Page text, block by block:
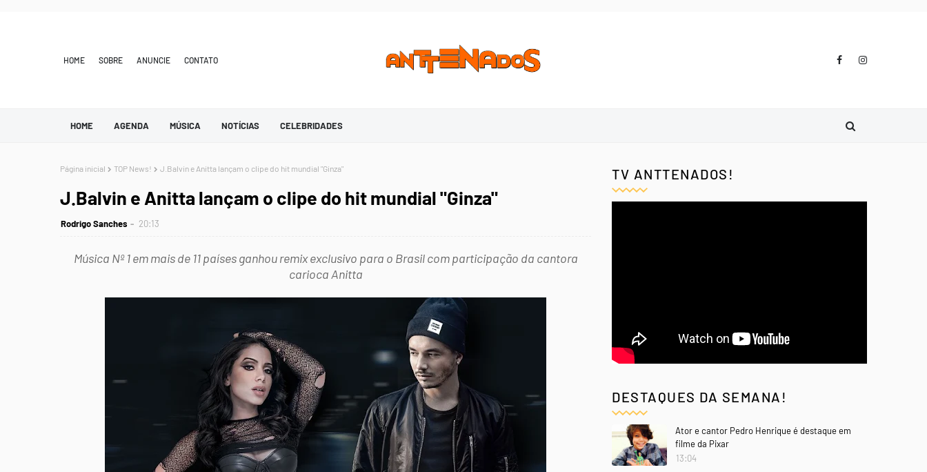
HOME SOBRE ANUNCIE CONTATO
HOME AGENDA MÚSICA NOTÍCIAS CELEBRIDADES
Página inicial TOP News! J.Balvin e Anitta lançam o clipe do hit mundial "Ginza"
J.Balvin e Anitta lançam o clipe do hit mundial "Ginza"
Rodrigo Sanches 20:13
Música Nº 1 em mais de 11 países ganhou remix exclusivo para o Brasil com participação da cantora
carioca Anitta
TV ANTTENADOS!
DESTAQUES DA SEMANA!
Ator e cantor Pedro Henrique é destaque em
filme da Pixar
13:04